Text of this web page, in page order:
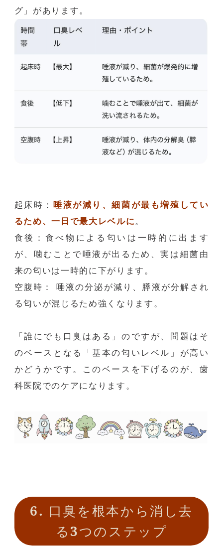
グ」があります。
起床時： 唾液が減り、細菌が最も増殖してい
るため、一日で最大レベルに。
食後：食べ物による匂いは一時的に出ます
が、噛むことで唾液が出るため、実は細菌由
来の匂いは一時的に下がります。
空腹時： 唾液の分泌が減り、膵液が分解され
る匂いが混じるため強くなります。
「誰にでも口臭はある」のですが、問題はそ
のベースとなる「基本の匂いレベル」が高い
かどうかです。このベースを下げるのが、歯
科医院でのケアになります。
6. 口臭を根本から消し去
る3つのステップ